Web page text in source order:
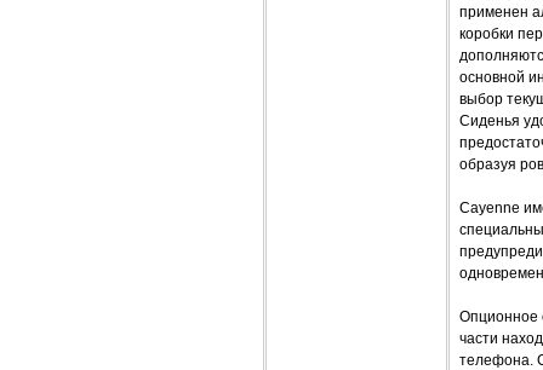
применен
коробки
основной
выбор
Сиденья
образуя
Cayenne
Опционное
части
телефона.